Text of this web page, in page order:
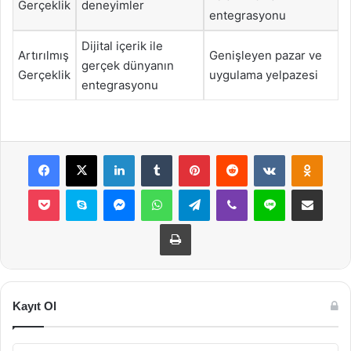
Gerçeklik deneyimler
entegrasyonu
Artırılmış
Gerçeklik
Dijital içerik ile
gerçek dünyanın
entegrasyonu
Genişleyen pazar ve
uygulama yelpazesi
Facebook
X LinkedInTumblr PinterestReddit VKontakte
Pocket Skype MessengerWhatsAppTelegramViber Line E-Posta ile
Yazdır
Kayıt Ol